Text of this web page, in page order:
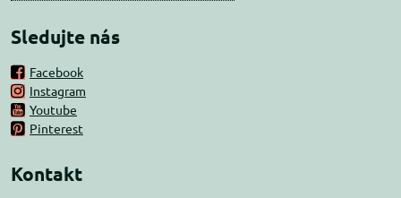
Sledujte nás
Facebook
Instagram
Youtube
Pinterest
Kontakt